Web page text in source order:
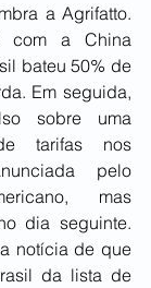
a Agrifatto.
com a China
bateu 50% de
Em seguida,
sobre uma
tarifas nos
pelo
mas
dia seguinte.
notícia de que
da lista de